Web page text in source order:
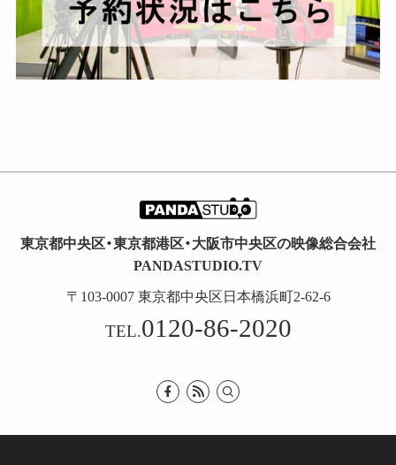
東京都中央区・東京都港区・大阪市中央区の映像総合会社
PANDASTUDIO.TV
〒103-0007 東京都中央区日本橋浜町2-62-6
TEL.0120-86-2020